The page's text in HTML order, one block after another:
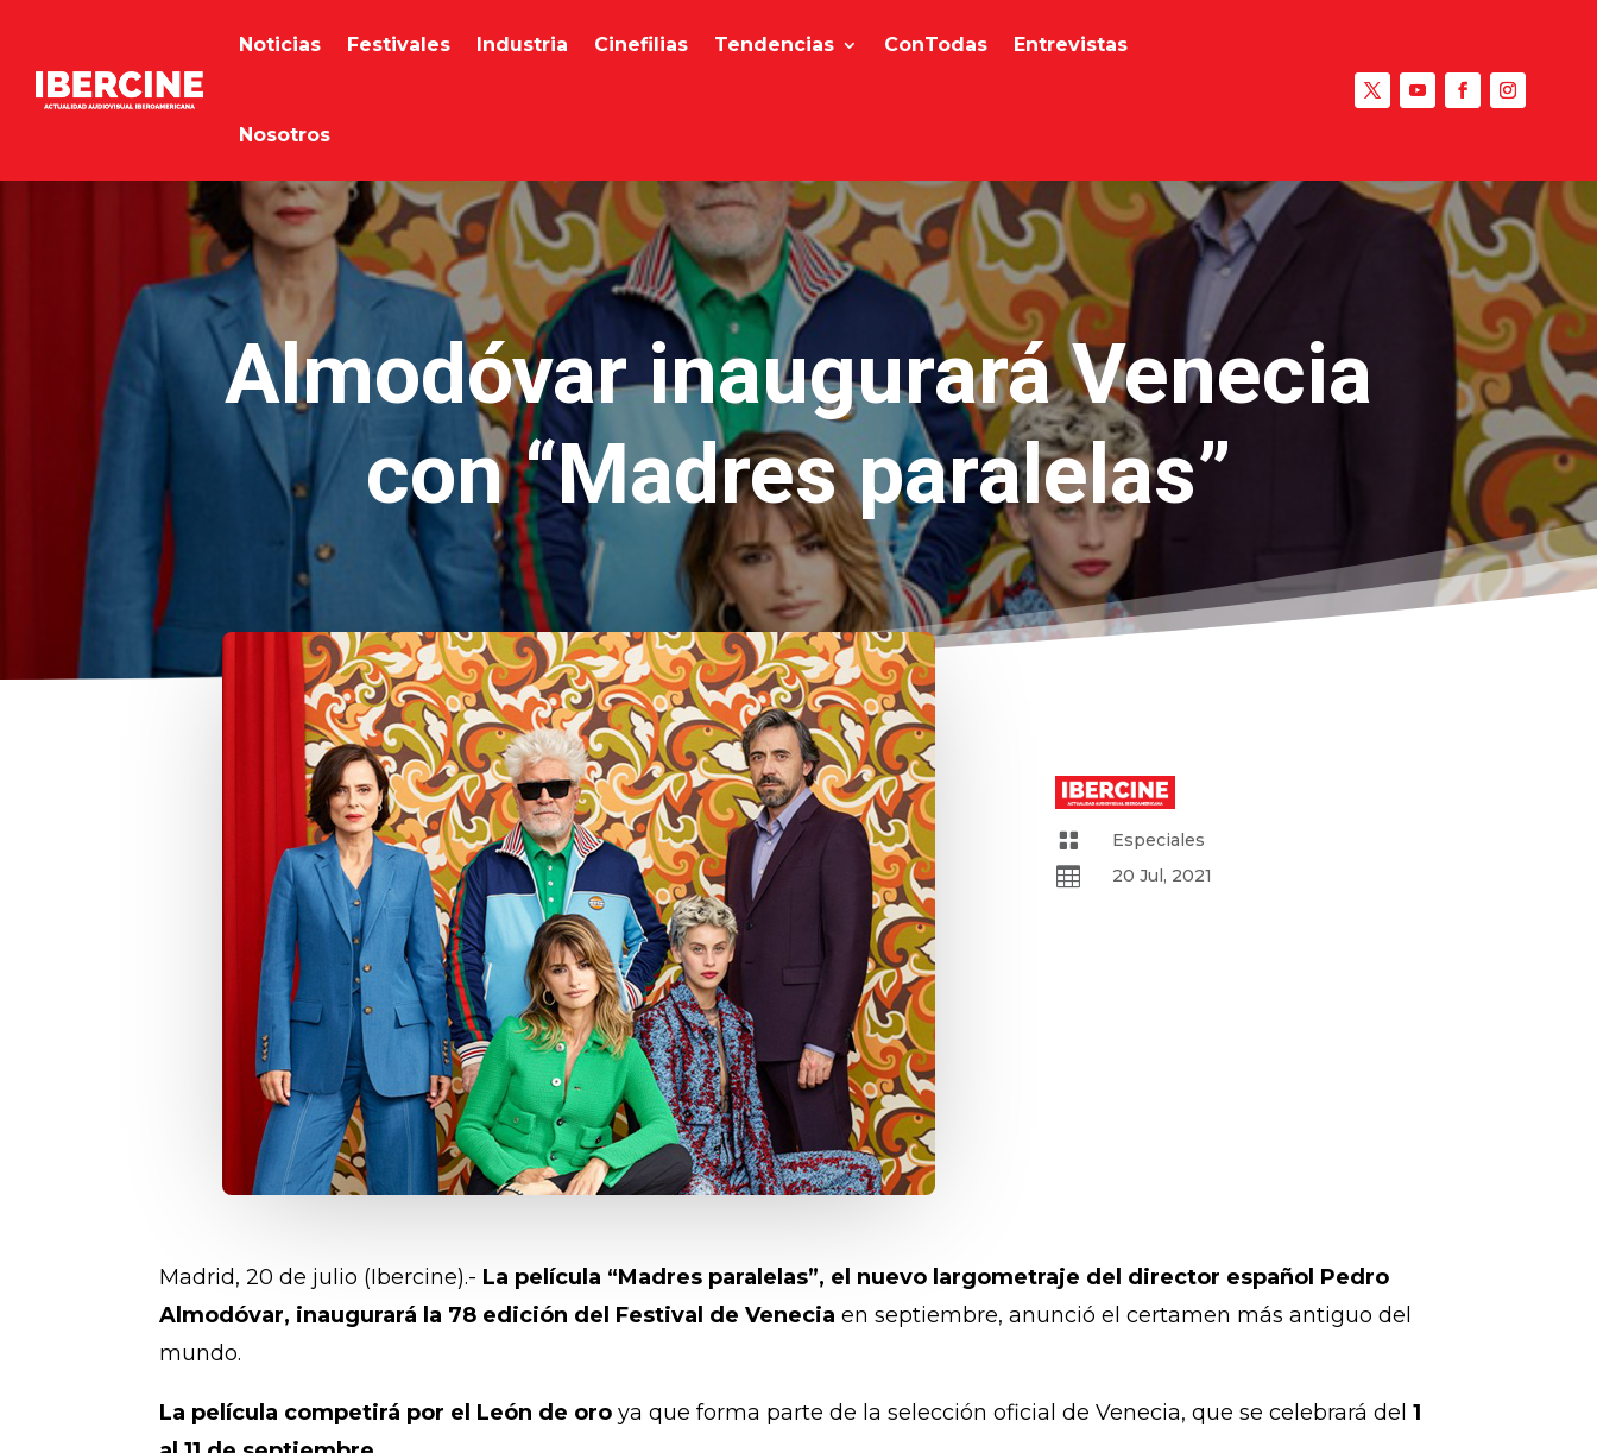
Noticias Festivales Industria Cinefilias Tendencias ConTodas Entrevistas
Nosotros
Almodóvar inaugurará Venecia
con “Madres paralelas”
 Especiales
 20 Jul, 2021
Madrid, 20 de julio (Ibercine).- La película “Madres paralelas”, el nuevo largometraje del director español Pedro
Almodóvar, inaugurará la 78 edición del Festival de Venecia en septiembre, anunció el certamen más antiguo del
mundo.
La película competirá por el León de oro ya que forma parte de la selección oficial de Venecia, que se celebrará del1